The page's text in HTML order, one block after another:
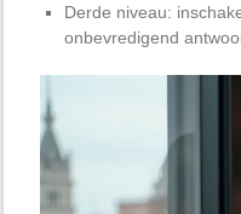
Derde niveau:
onbevredigend